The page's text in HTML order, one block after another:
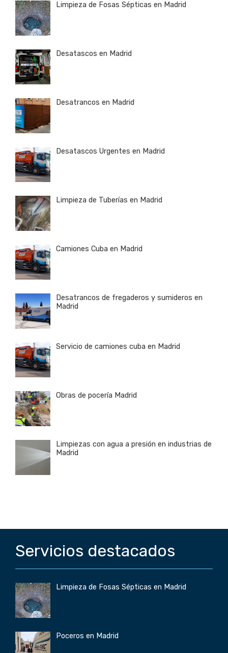
Limpieza de Fosas Sépticas en Madrid
Desatascos en Madrid
Desatrancos en Madrid
Desatascos Urgentes en Madrid
Limpieza de Tuberías en Madrid
Camiones Cuba en Madrid
Desatrancos de fregaderos y sumideros en
Madrid
Servicio de camiones cuba en Madrid
Obras de pocería Madrid
Limpiezas con agua a presión en industrias de
Madrid
Servicios destacados
Limpieza de Fosas Sépticas en Madrid
Poceros en Madrid